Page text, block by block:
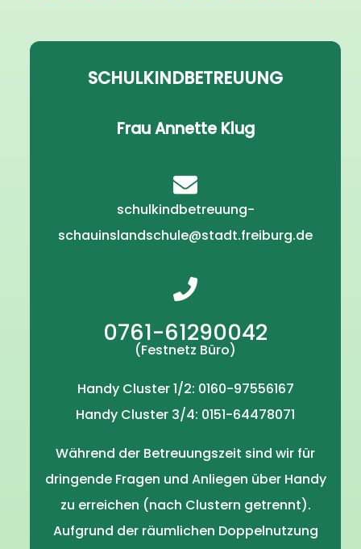
SCHULKINDBETREUUNG
Frau Annette Klug
schulkindbetreuung-
schauinslandschule@stadt.freiburg.de
0761-61290042
(Festnetz Büro)
Handy Cluster 1/2: 0160-97556167
Handy Cluster 3/4: 0151-64478071
Während der Betreuungszeit sind wir für
dringende Fragen und Anliegen über Handy
zu erreichen (nach Clustern getrennt).
Aufgrund der räumlichen Doppelnutzung